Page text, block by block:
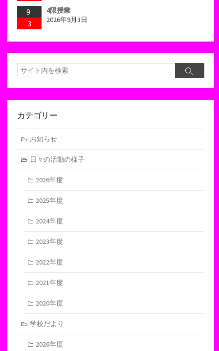
9
3
4限授業
2026年9月3日
検
索
検
カテゴリー
お知らせ
日々の活動の様子
2026年度
2025年度
2024年度
2023年度
2022年度
2021年度
2020年度
学校だより
2026年度